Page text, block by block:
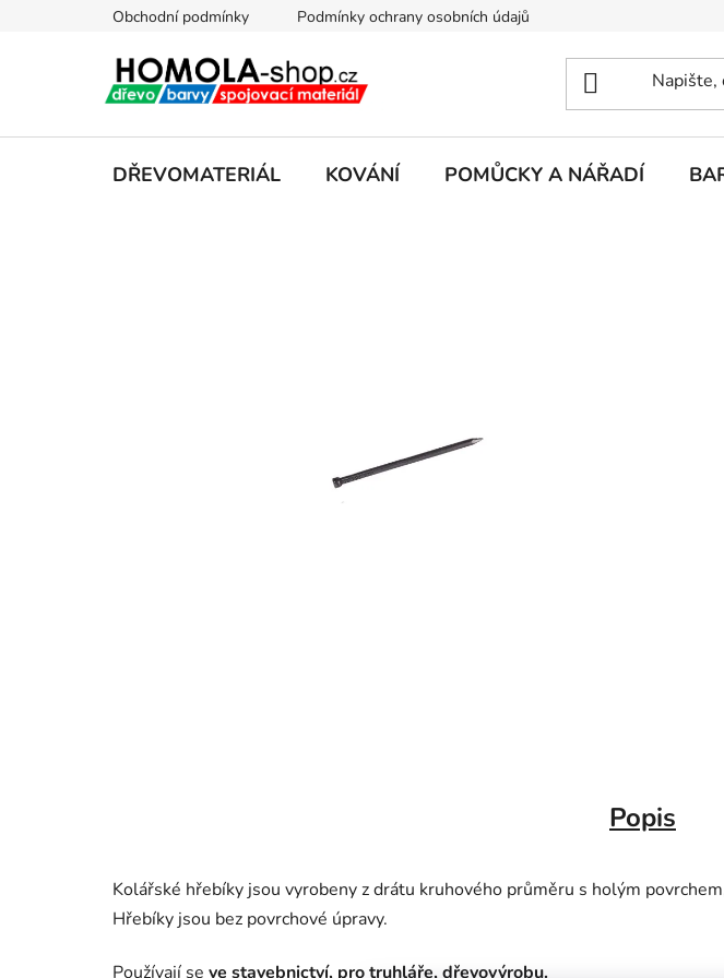
Obchodní podmínky Podmínky ochrany osobních údajů
DŘEVOMATERIÁL KOVÁNÍ POMŮCKY A NÁŘADÍ
Popis
Kolářské hřebíky jsou vyrobeny z drátu kruhového průměru s holým
Hřebíky jsou bez povrchové úpravy.
Používají se ve stavebnictví, pro truhláře, dřevovýrobu.